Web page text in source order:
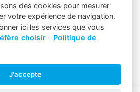
des cookies pour mesurer
votre expérience de navigation.
ici les services que vous
choisir - Politique de
J'accepte